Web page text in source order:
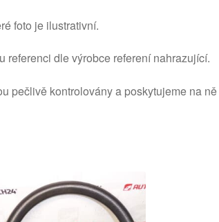
foto je ilustrativní.
dle výrobce referení nahrazující.
pečlivě kontrolovány a poskytujeme na